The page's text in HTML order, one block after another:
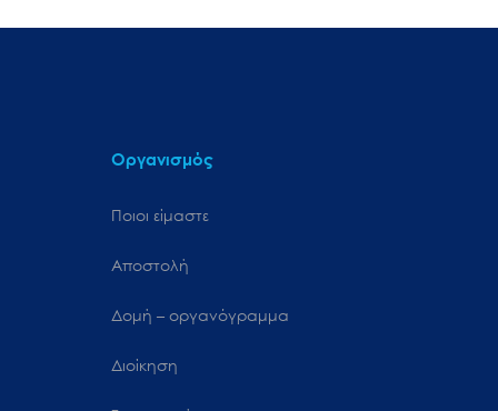
Οργανισμός
Ποιοι είμαστε
Αποστολή
Δομή – οργανόγραμμα
Διοίκηση